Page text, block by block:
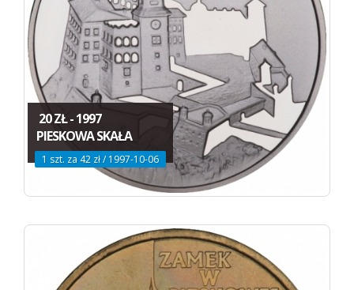
20 ZŁ - 1997
PIESKOWA SKAŁA
1 szt. za 42 zł / 1997-10-06